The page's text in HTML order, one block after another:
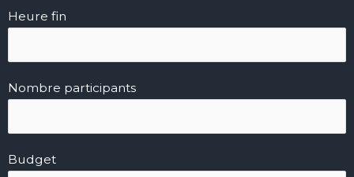
Heure fin
Nombre participants
Budget